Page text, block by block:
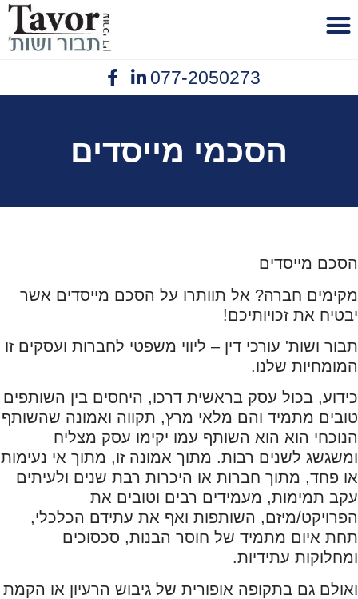
077-2050273
הסכמי מייסדים
הסכם מייסדים
מקימים חברה? אל תוותרו על הסכם מייסדים אשר
יבטיח את זכויותיכם!
תבור ושות' עורכי דין – ליווי משפטי לחברות ועסקים זו
המומחיות שלנו.
כידוע, בכול עסק בראשית דרכו, היחסים בין השותפים
טובים מתמיד והם מלאי מרץ, תקווה ואמונה שהשותף
הנוכחי הוא הוא השותף עמו יקימו עסק מצליח
ומשגשג לשנים רבות. מתוך אמונה זו, מתוך אי נעימות
או פחד, מתוך חברות או היכרות רבת שנים ולעיתים
עקב תמימות, מעמידים רבים וטובים את
הפרויקט/מיזם, השותפות ואף את עתידם הכלכלי,
תחת איום מתמיד של חוסר הבנות, סכסוכים
ומחלוקות עתידיות.
ואולם גם בתקופה אופורית של גיבוש הרעיון או הקמת